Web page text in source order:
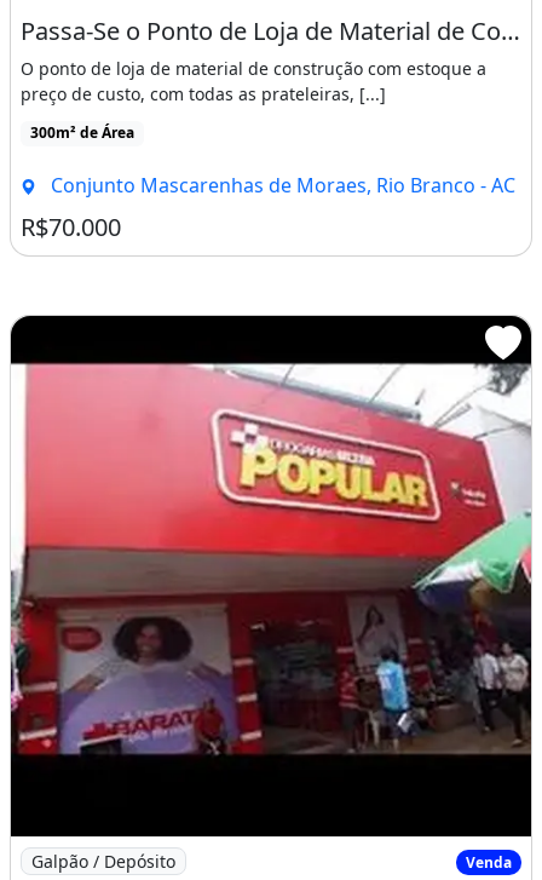
Passa-Se o Ponto de Loja de Material de Construção
O ponto de loja de material de construção com estoque a
preço de custo, com todas as prateleiras, [...]
300m² de Área
Conjunto Mascarenhas de Moraes, Rio Branco - AC
R$70.000
Imagem: Vendo Um Ponto Comercial em Pleno
Galpão / Depósito Venda